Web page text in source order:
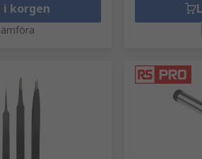
i korgen
Jämföra